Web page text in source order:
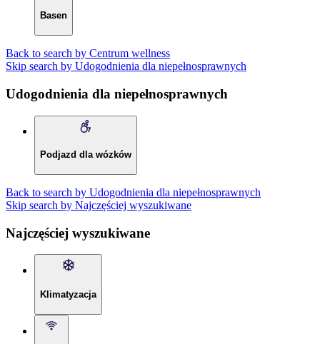
Basen
Back to search by Centrum wellness
Skip search by Udogodnienia dla niepełnosprawnych
Udogodnienia dla niepełnosprawnych
Podjazd dla wózków
Back to search by Udogodnienia dla niepełnosprawnych
Skip search by Najczęściej wyszukiwane
Najczęściej wyszukiwane
Klimatyzacja